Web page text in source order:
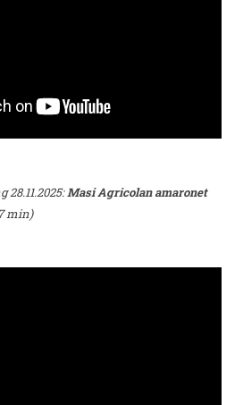
Masi Agricolan amaronet
min)